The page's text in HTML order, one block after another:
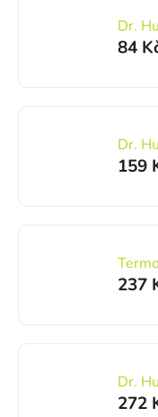
Dr.
84
Dr.
159
237
Dr.
272